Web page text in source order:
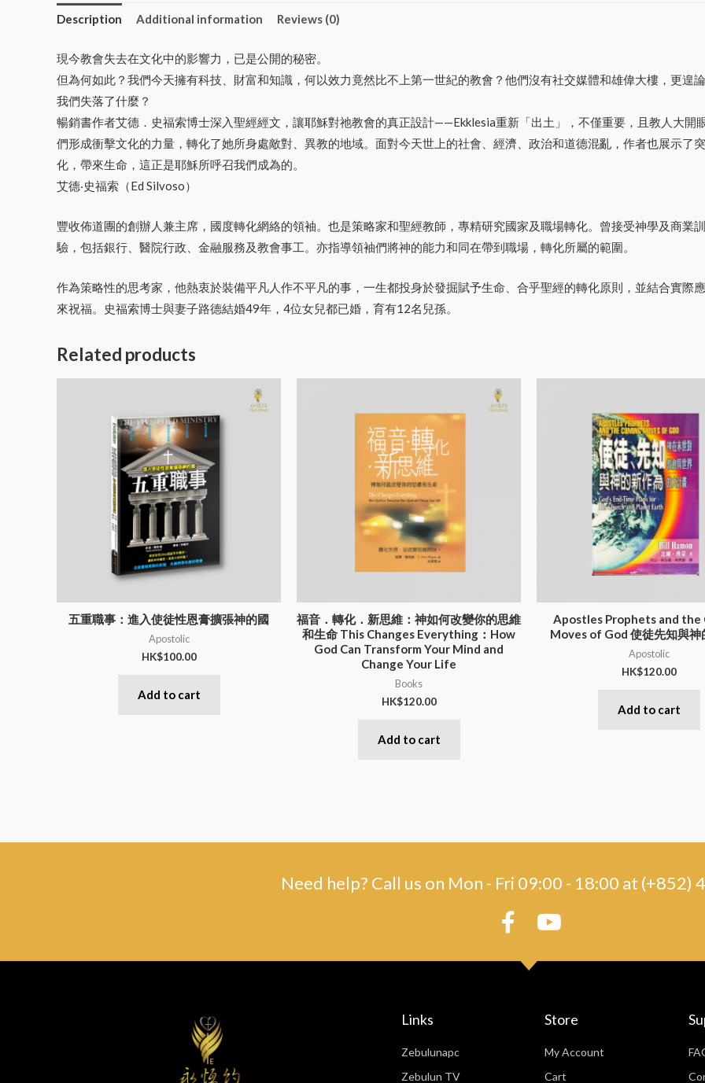
Description Additional information Reviews (0)
現今教會失去在文化中的影響力，已是公開的秘密。
但為何如此？我們今天擁有科技、財富和知識，何以效力竟然比不上第一世紀的教會？他們沒有社交媒體和雄偉大樓，更遑
我們失落了什麼？
暢銷書作者艾德．史福索博士深入聖經經文，讓耶穌對祂教會的真正設計——Ekklesia重新「出土」，不僅重要，且教人大開
們形成衝擊文化的力量，轉化了她所身處敵對、異教的地域。面對今天世上的社會、經濟、政治和道德混亂，作者也展示了
化，帶來生命，這正是耶穌所呼召我們成為的。
艾德‧史福索（Ed Silvoso）
豐收佈道團的創辦人兼主席，國度轉化網絡的領袖。也是策略家和聖經教師，專精研究國家及職場轉化。曾接受神學及商業
驗，包括銀行、醫院行政、金融服務及教會事工。亦指導領袖們將神的能力和同在帶到職場，轉化所屬的範圍。
作為策略性的思考家，他熱衷於裝備平凡人作不平凡的事，一生都投身於發掘賦予生命、合乎聖經的轉化原則，並結合實際
來祝福。史福索博士與妻子路德結婚49年，4位女兒都已婚，育有12名兒孫。
Related products
五重職事：進入使徒性恩膏擴張神的國
Apostolic
HK$100.00
Add to cart
福音．轉化．新思維：神如何改變你的思維
和生命 This Changes Everything：How
God Can Transform Your Mind and
Change Your Life
Books
HK$120.00
Add to cart
Apostles Prophets and the
Moves of God 使徒先知與神
Apostolic
HK$120.00
Add to cart
Need help? Call us on Mon - Fri 09:00 - 18:00 at (+852)
Links
Zebulunapc
Zebulun TV
Store
My Account
Cart